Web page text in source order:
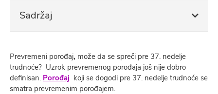
Sadržaj
Prevremeni porođaj, može da se spreči pre 37. nedelje
trudnoće? Uzrok prevremenog porođaja još nije dobro
definisan. Porođaj koji se dogodi pre 37. nedelje trudnoće se
smatra prevremenim porođajem.